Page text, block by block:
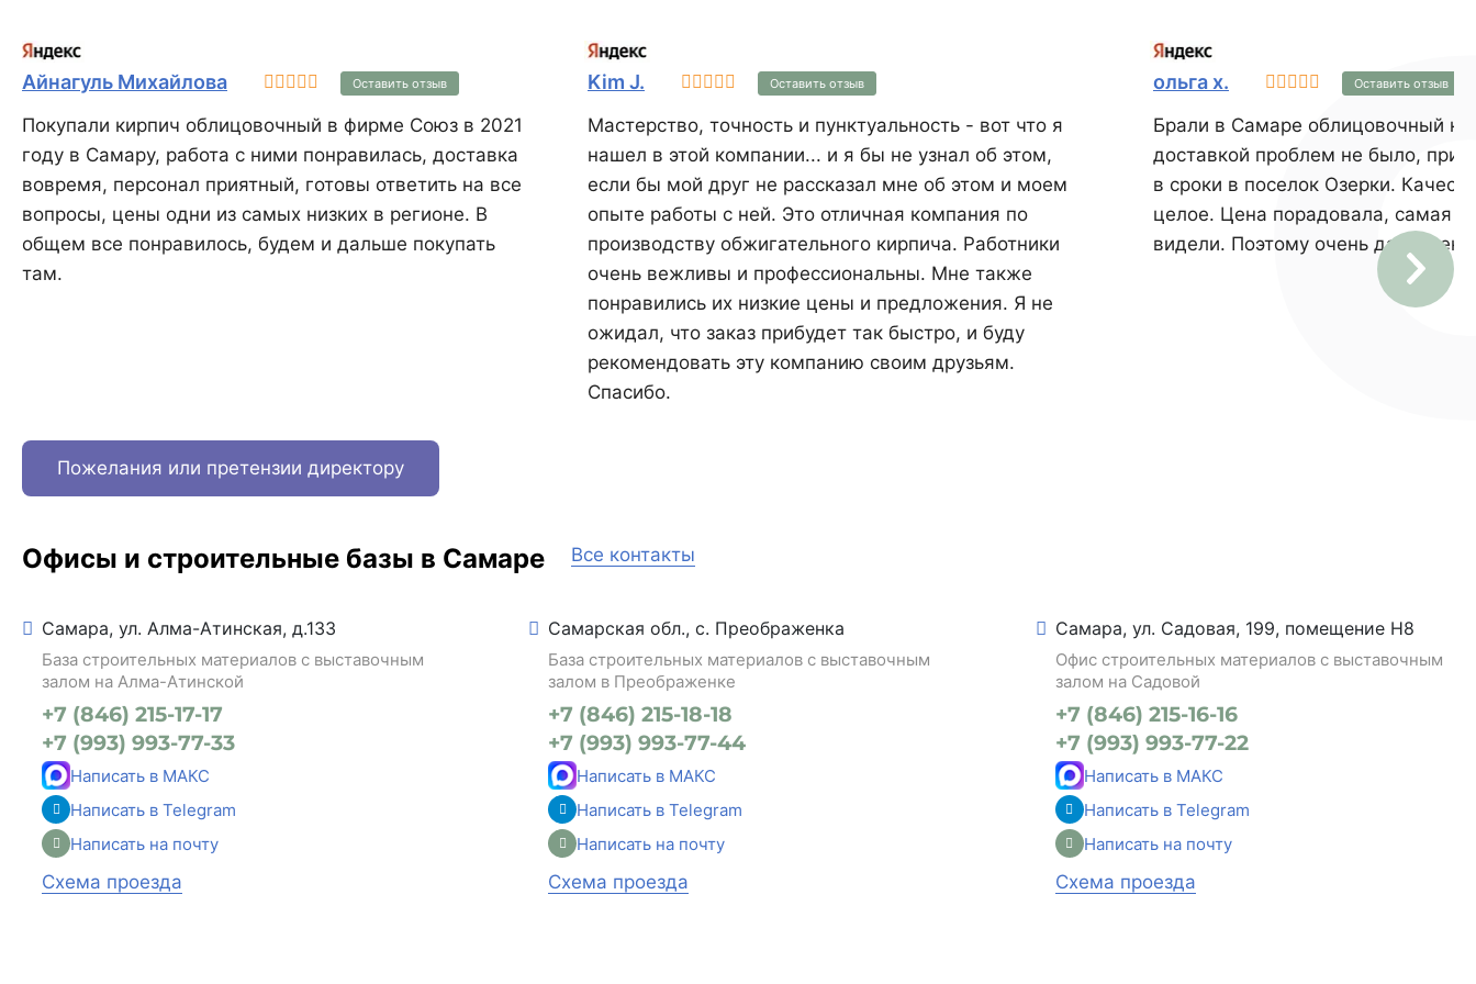
систему утепления KAIMAN®
38 не имеет аналогов в России.
Айнагуль Михайлова Оставить отзыв
Покупали кирпич облицовочный в фирме Союз в 2021
году в Самару, работа с ними понравилась, доставка
вовремя, персонал приятный, готовы ответить на все
вопросы, цены одни из самых низких в регионе. В
общем все понравилось, будем и дальше покупать
там.
Kim J. Оставить отзыв
Мастерство, точность и пунктуальность - вот что я
нашел в этой компании... и я бы не узнал об этом,
если бы мой друг не рассказал мне об этом и моем
опыте работы с ней. Это отличная компания по
производству обжигательного кирпича. Работники
очень вежливы и профессиональны. Мне также
понравились их низкие цены и предложения. Я не
ожидал, что заказ прибудет так быстро, и буду
рекомендовать эту компанию своим друзьям.
Спасибо.
ольга х. Оставить отзыв
Брали в Самаре облицовочный
доставкой проблем не было,
в сроки в поселок Озерки.
целое. Цена порадовала, самая
видели. Поэтому очень даже
Пожелания или претензии директору
Офисы и строительные базы в Самаре Все контакты
Самара, ул. Алма-Атинская, д.133
База строительных материалов с выставочным
залом на Алма-Атинской
+7 (846) 215-17-17
+7 (993) 993-77-33
Написать в МАКС
Написать в Telegram
Написать на почту
Схема проезда
Самарская обл., с. Преображенка
База строительных материалов с выставочным
залом в Преображенке
+7 (846) 215-18-18
+7 (993) 993-77-44
Написать в МАКС
Написать в Telegram
Написать на почту
Схема проезда
Самара, ул. Садовая, 199, помещение Н8
Офис строительных материалов с выставочным
залом на Садовой
+7 (846) 215-16-16
+7 (993) 993-77-22
Написать в МАКС
Написать в Telegram
Написать на почту
Схема проезда